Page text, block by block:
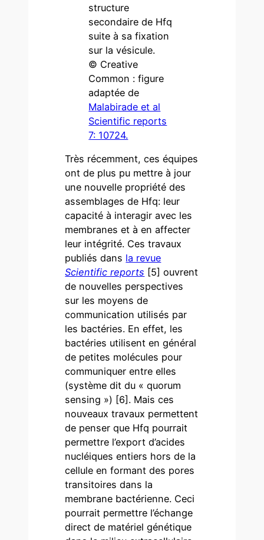
structure
secondaire de Hfq
suite à sa fixation
sur la vésicule.
© Creative
Common : figure
adaptée de
Malabirade et al
Scientific reports
7: 10724.
Très récemment, ces équipes
ont de plus pu mettre à jour
une nouvelle propriété des
assemblages de Hfq: leur
capacité à interagir avec les
membranes et à en affecter
leur intégrité. Ces travaux
publiés dans la revue
Scientific reports [5] ouvrent
de nouvelles perspectives
sur les moyens de
communication utilisés par
les bactéries. En effet, les
bactéries utilisent en général
de petites molécules pour
communiquer entre elles
(système dit du « quorum
sensing ») [6]. Mais ces
nouveaux travaux permettent
de penser que Hfq pourrait
permettre l’export d’acides
nucléiques entiers hors de la
cellule en formant des pores
transitoires dans la
membrane bactérienne. Ceci
pourrait permettre l’échange
direct de matériel génétique